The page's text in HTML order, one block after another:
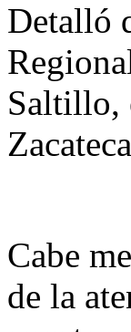
Detalló
Saltillo,
Cabe
de la